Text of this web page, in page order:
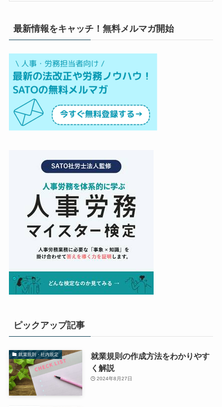
最新情報をキャッチ！無料メルマガ開始
ピックアップ記事
就業規則・社内規定
就業規則の作成方法をわかりやす
く解説
2024年8月27日